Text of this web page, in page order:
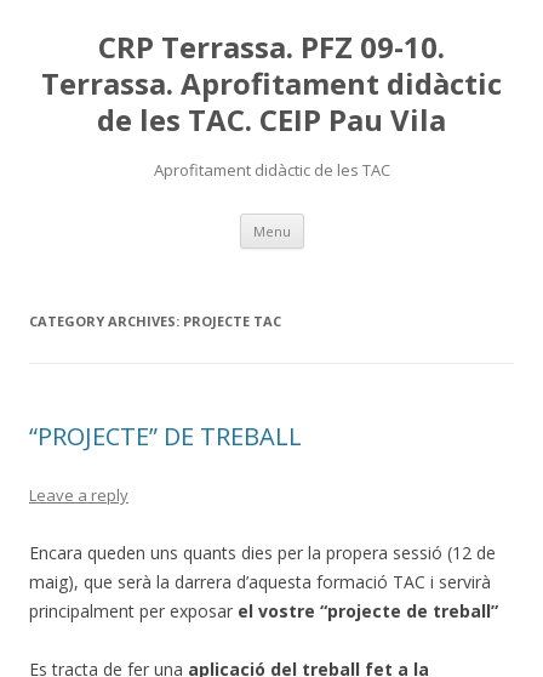
CRP Terrassa. PFZ 09-10.
Terrassa. Aprofitament didàctic
de les TAC. CEIP Pau Vila
Aprofitament didàctic de les TAC
Menu Skip
content
CATEGORY ARCHIVES: PROJECTE TAC
“PROJECTE” DE TREBALL
Leave a reply
Encara queden uns quants dies per la propera sessió (12 de
maig), que serà la darrera d’aquesta formació TAC i servirà
principalment per exposar el vostre “projecte de treball”
Es tracta de fer una aplicació del treball fet a la